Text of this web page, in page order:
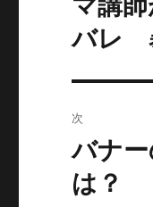
ビ
ゲ
ー
シ
ョ
の
投
バレ
次
次
の
投
バナ
は？